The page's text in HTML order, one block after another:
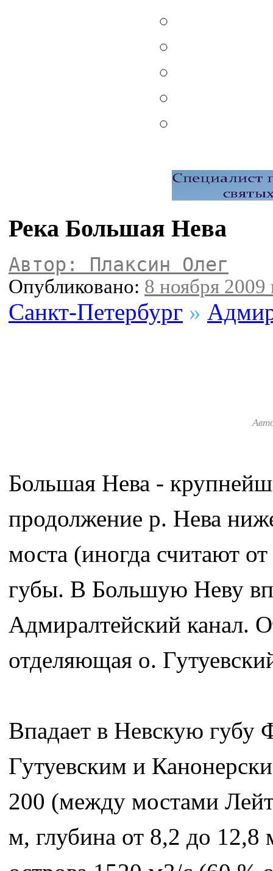
Река Большая Нева
Автор: Плаксин Олег
Опубликовано: 8 ноября 2009
Санкт-Петербург »
Большая Нева -
продолжение р. Нева
моста (иногда считают
губы. В Большую Неву
Адмиралтейский канал.
отделяющая о.
Впадает в Невскую губу
Гутуевским и
200 (между мостами
м, глубина от 8,2 до 12,8